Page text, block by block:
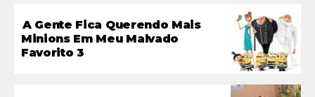
A Gente Fica Querendo Mais
Minions Em Meu Malvado
Favorito 3